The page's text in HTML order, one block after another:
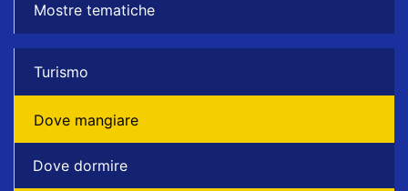
Mostre tematiche
Turismo
Dove mangiare
Dove dormire